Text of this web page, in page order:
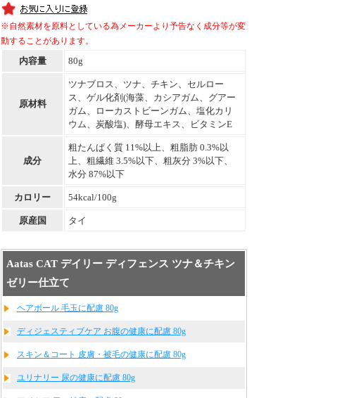
※自然素材を原料としている為メーカーより予告なく成分等が変
動することがあります。
内容量 80g
原材料
ツナブロス、ツナ、チキン、セルロー
ス、ゲル化剤(海藻、カシアガム、グアー
ガム、ローカストビーンガム、塩化カリ
ウム、炭酸塩)、酵母エキス、ビタミンE
成分
粗たんぱく質 11%以上、粗脂肪 0.3%以
上、粗繊維 3.5%以下、粗灰分 3%以下、
水分 87%以下
カロリー 54kcal/100g
原産国 タイ
Aatas CAT デイリー ディフェンス ツナ＆チキン
ゼリー仕立て
ヘアボール 毛玉に配慮 80g
ディジェスティブケア お腹の健康に配慮 80g
スキン＆コート 皮膚・被毛の健康に配慮 80g
ユリナリー 尿の健康に配慮 80g